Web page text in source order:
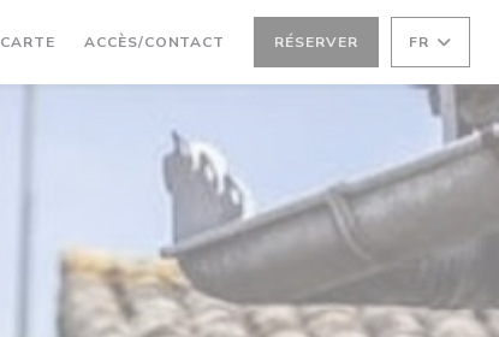
CARTE((OUVRE UNE NOUVELLE FENÊTRE))
ACCÈS/CONTACT RÉSERVER FR